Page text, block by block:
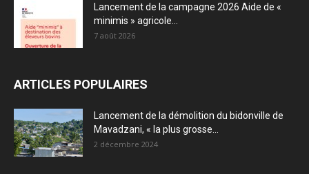
Lancement de la campagne 2026 Aide de «
minimis » agricole...
7 août 2026
ARTICLES POPULAIRES
Lancement de la démolition du bidonville de
Mavadzani, « la plus grosse...
2 décembre 2024